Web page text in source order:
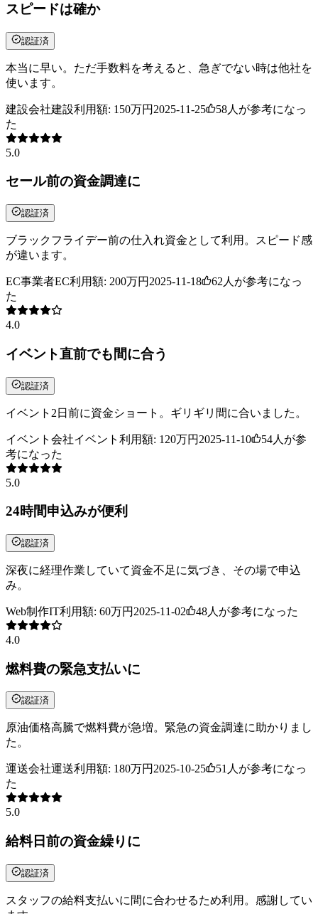
スピードは確か
認証済
本当に早い。ただ手数料を考えると、急ぎでない時は他社を
使います。
建設会社建設利用額: 150万円 2025-11-25 58人が参考になっ
た
5.0
セール前の資金調達に
認証済
ブラックフライデー前の仕入れ資金として利用。スピード感
が違います。
EC事業者EC利用額: 200万円 2025-11-18 62 人が参考になっ
た
4.0
イベント直前でも間に合う
認証済
イベント2日前に資金ショート。ギリギリ間に合いました。
イベント会社イベント 利用額: 120万円 2025-11-10 54人が参
考になった
5.0
24時間申込みが便利
認証済
深夜に経理作業していて資金不足に気づき、その場で申込
み。
Web制作IT利用額: 60万円 2025-11-02 48人が参考になった
4.0
燃料費の緊急支払いに
認証済
原油価格高騰で燃料費が急増。緊急の資金調達に助かりまし
た。
運送会社運送利用額: 180万円2025-10-25 51人が参考になっ
た
5.0
給料日前の資金繰りに
認証済
スタッフの給料支払いに間に合わせるため利用。感謝してい